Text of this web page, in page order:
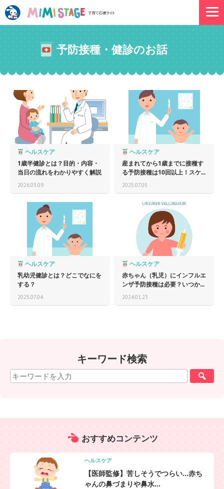
予防接種・健診のお話
ヘルスケア
1歳半健診とは？目的・内容・
当日の流れをわかりやすく解説
2026.03.09
ヘルスケア
産まれてから1歳までに接種す
る予防接種は10回以上！スケ...
2025.07.05
ヘルスケア
乳幼児健診とは？どこでなにを
する？
2025.07.04
ヘルスケア
赤ちゃん（乳児）にインフルエ
ンザ予防接種は必要？いつか...
2024.01.23
キーワード検索
おすすめコンテンツ
ヘルスケア
【医師監修】苦しそうでつらい…赤ち
ゃんの鼻づまりや鼻水...